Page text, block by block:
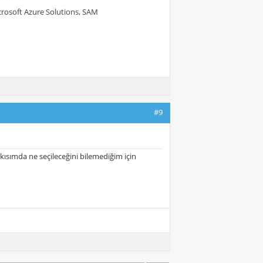
Azure Solutions, SAM
#9
ne seçileceğini bilemediğim için